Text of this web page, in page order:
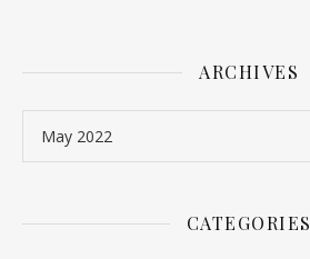
ARCHIVES
CATEGORIES